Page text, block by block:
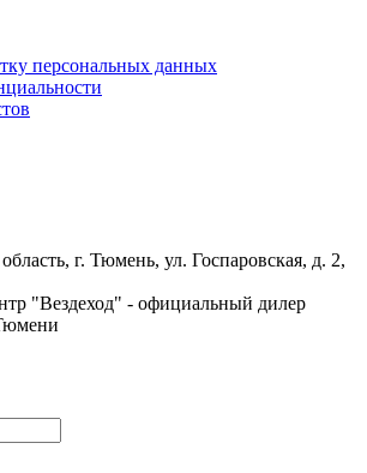
персональных данных
г. Тюмень, ул. Госпаровская, д. 2,
"Вездеход" - официальный дилер